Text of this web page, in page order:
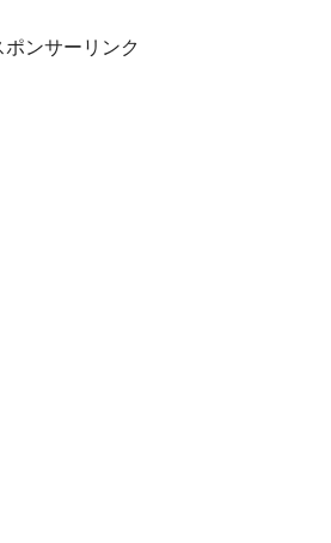
ポンサーリンク